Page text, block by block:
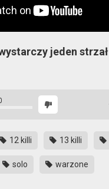
jeden strzał
12 killi 13 killi
solo warzone